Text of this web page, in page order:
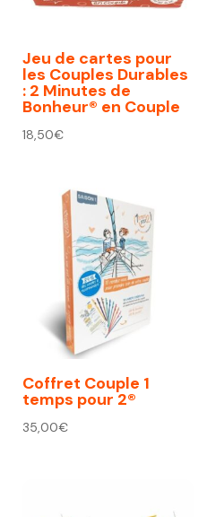
Jeu de cartes pour
les Couples Durables
: 2 Minutes de
Bonheur® en Couple
18,50€
Coffret Couple 1
temps pour 2®
35,00€